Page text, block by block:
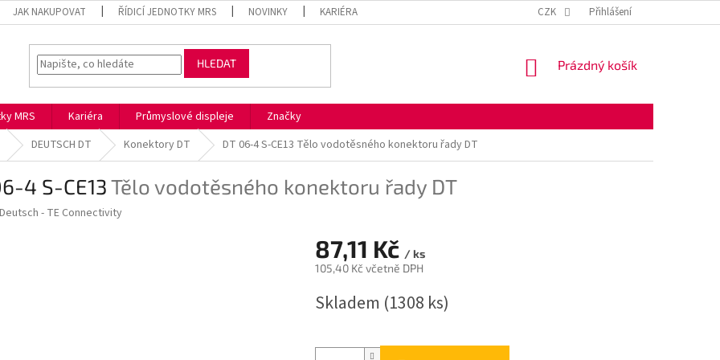
JAK NAKUPOVAT ŘÍDICÍ JEDNOTKY MRS NOVINKY KARIÉRA OBCHODNÍ PODMÍNKY
CZK Přihlášení
HLEDAT
NÁKUPNÍ
Prázdný košík
MRS Kariéra Průmyslové displeje
Značky
DEUTSCH DT Konektory DT DT 06-4 S-CE13 Tělo vodotěsného konektoru řady DT
4 S-CE13Tělo vodotěsného konektoru řady DT
Deutsch - TE Connectivity
87,11 Kč / ks
105,40 Kč včetně DPH
cena:
Skladem (1308 ks)